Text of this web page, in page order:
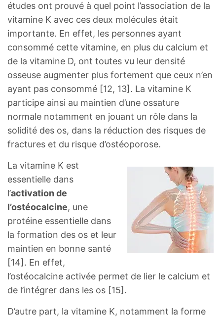
études ont prouvé à quel point l’association de la
vitamine K avec ces deux molécules était
importante. En effet, les personnes ayant
consommé cette vitamine, en plus du calcium et
de la vitamine D, ont toutes vu leur densité
osseuse augmenter plus fortement que ceux n’en
ayant pas consommé [12, 13]. La vitamine K
participe ainsi au maintien d’une ossature
normale notamment en jouant un rôle dans la
solidité des os, dans la réduction des risques de
fractures et du risque d’ostéoporose.
La vitamine K est
essentielle dans
l’activation de
l’ostéocalcine, une
protéine essentielle dans
la formation des os et leur
maintien en bonne santé
[14]. En effet,
l’ostéocalcine activée permet de lier le calcium et
de l’intégrer dans les os [15].
D’autre part, la vitamine K, notamment la forme